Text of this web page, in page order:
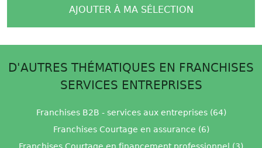
AJOUTER À MA SÉLECTION
D'AUTRES THÉMATIQUES EN FRANCHISES
SERVICES ENTREPRISES
Franchises B2B - services aux entreprises (64)
Franchises Courtage en assurance (6)
Franchises Courtage en financement professionnel (3)